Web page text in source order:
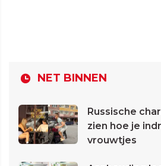
NET BINNEN
Russische
zien hoe je
vrouwtjes